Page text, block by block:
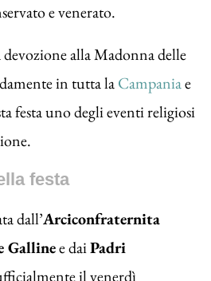
e venerato.
alla Madonna delle
in tutta laCampaniae
festa uno degli eventi religiosi
festa
dall’Arciconfraternita
Gallinee daiPadri
il venerdì